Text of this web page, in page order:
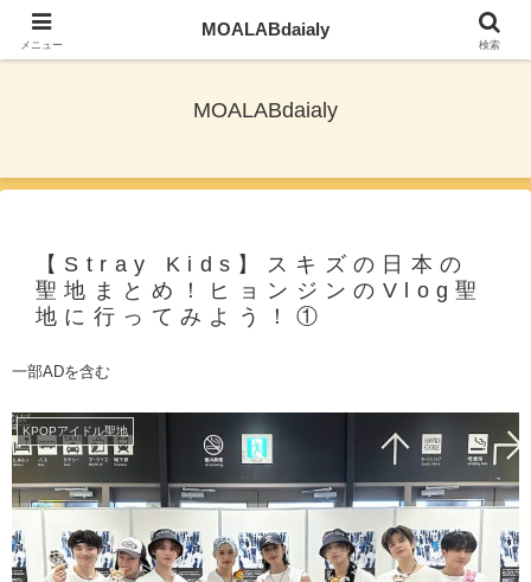
MOALABdaialy
【Stray Kids】スキズの日本の
聖地まとめ！ヒョンジンのVlog聖
地に行ってみよう！①
一部ADを含む
KPOPアイドル聖地
メニュー
MOALABdaialy
検索